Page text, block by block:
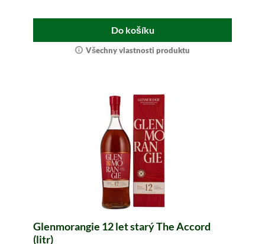
Do košíku
Všechny vlastnosti produktu
Glenmorangie 12 let starý The Accord
(litr)